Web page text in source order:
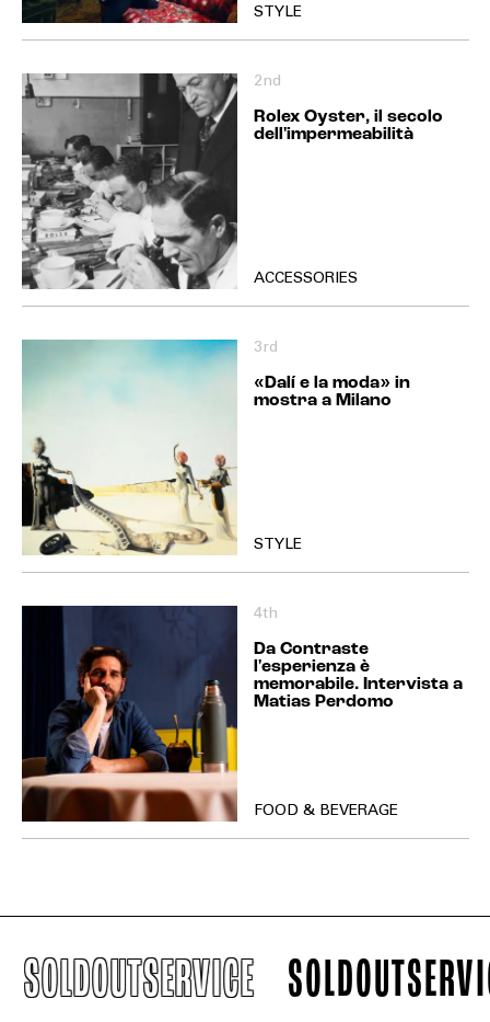
STYLE
2nd
Rolex Oyster, il secolo
dell'impermeabilità
ACCESSORIES
3rd
«Dalí e la moda» in
mostra a Milano
STYLE
4th
Da Contraste
l'esperienza è
memorabile. Intervista a
Matias Perdomo
FOOD & BEVERAGE
SOLDOUTSERVICE